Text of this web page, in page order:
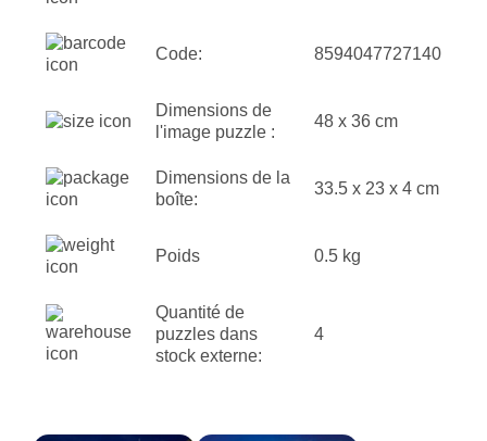
Code: 8594047727140
Dimensions de
l'image puzzle :
48 x 36 cm
Dimensions de la
boîte:
33.5 x 23 x 4 cm
Poids 0.5 kg
Quantité de
puzzles dans
stock externe:
4